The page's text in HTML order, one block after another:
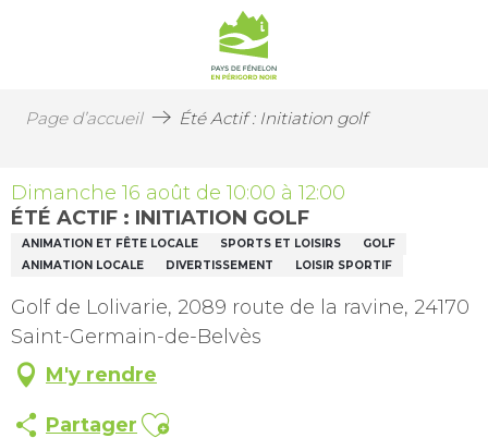
Page d’accueil Été Actif : Initiation golf
Dimanche 16 août de 10:00 à 12:00
ÉTÉ ACTIF : INITIATION GOLF
ANIMATION ET FÊTE LOCALE SPORTS ET LOISIRS
GOLF
ANIMATION LOCALE
DIVERTISSEMENT LOISIR SPORTIF
Golf de Lolivarie, 2089 route de la ravine, 24170
Saint-Germain-de-Belvès
M'y rendre
Partager Ajouter aux favoris